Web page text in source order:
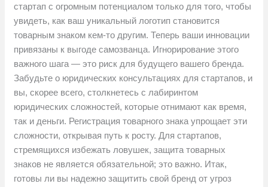
стартап с огромным потенциалом только для того, чтобы
увидеть, как ваш уникальный логотип становится
товарным знаком кем-то другим. Теперь ваши инновации
привязаны к выгоде самозванца. Игнорирование этого
важного шага — это риск для будущего вашего бренда.
Забудьте о юридических консультациях для стартапов, и
вы, скорее всего, столкнетесь с лабиринтом
юридических сложностей, которые отнимают как время,
так и деньги. Регистрация товарного знака упрощает эти
сложности, открывая путь к росту. Для стартапов,
стремящихся избежать ловушек, защита товарных
знаков не является обязательной; это важно. Итак,
готовы ли вы надежно защитить свой бренд от угроз